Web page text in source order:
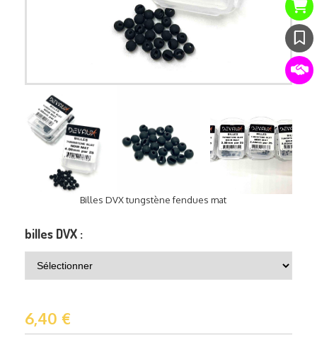
Billes DVX tungstène fendues mat
billes DVX :
6,40 €